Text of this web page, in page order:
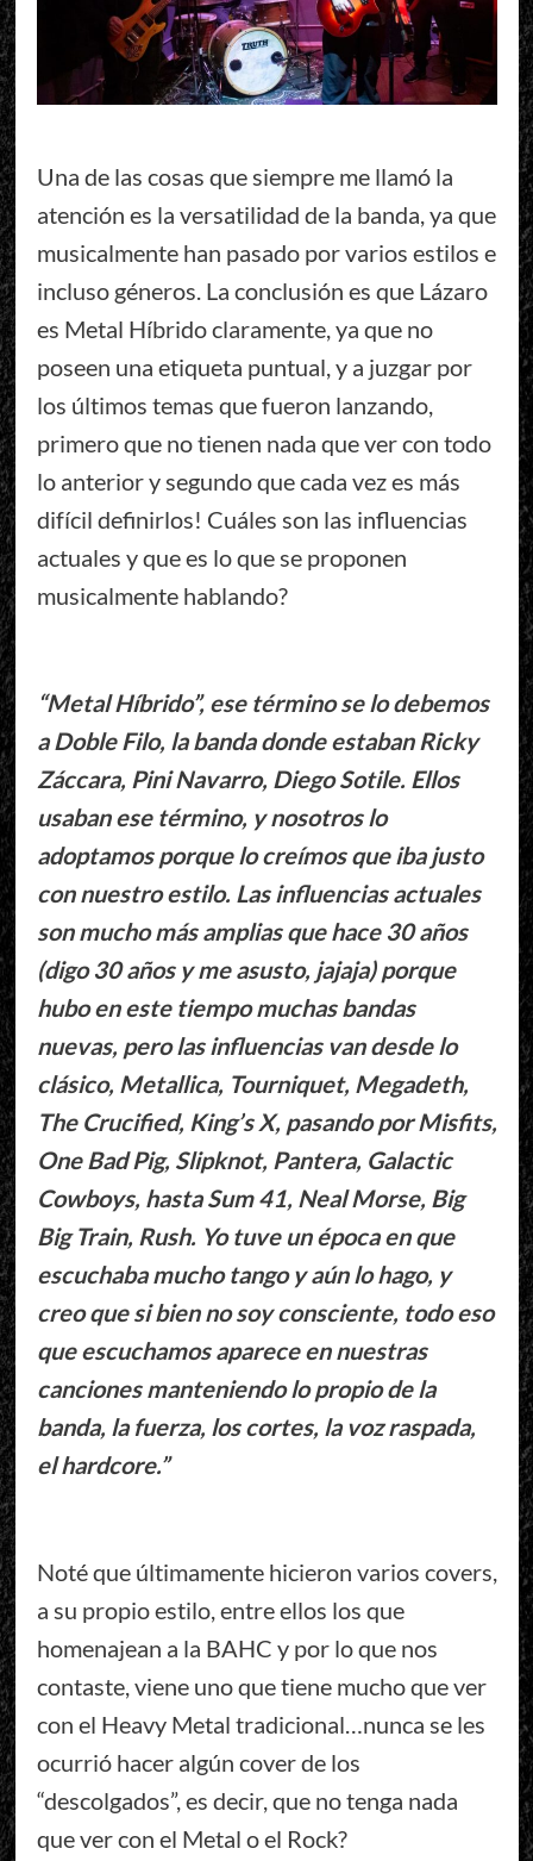
Una de las cosas que siempre me llamó la
atención es la versatilidad de la banda, ya que
musicalmente han pasado por varios estilos e
incluso géneros. La conclusión es que Lázaro
es Metal Híbrido claramente, ya que no
poseen una etiqueta puntual, y a juzgar por
los últimos temas que fueron lanzando,
primero que no tienen nada que ver con todo
lo anterior y segundo que cada vez es más
difícil definirlos! Cuáles son las influencias
actuales y que es lo que se proponen
musicalmente hablando?
“Metal Híbrido”, ese término se lo debemos
a Doble Filo, la banda donde estaban Ricky
Záccara, Pini Navarro, Diego Sotile. Ellos
usaban ese término, y nosotros lo
adoptamos porque lo creímos que iba justo
con nuestro estilo. Las influencias actuales
son mucho más amplias que hace 30 años
(digo 30 años y me asusto, jajaja) porque
hubo en este tiempo muchas bandas
nuevas, pero las influencias van desde lo
clásico, Metallica, Tourniquet, Megadeth,
The Crucified, King’s X, pasando por Misfits,
One Bad Pig, Slipknot, Pantera, Galactic
Cowboys, hasta Sum 41, Neal Morse, Big
Big Train, Rush. Yo tuve un época en que
escuchaba mucho tango y aún lo hago, y
creo que si bien no soy consciente, todo eso
que escuchamos aparece en nuestras
canciones manteniendo lo propio de la
banda, la fuerza, los cortes, la voz raspada,
el hardcore.”
Noté que últimamente hicieron varios covers,
a su propio estilo, entre ellos los que
homenajean a la BAHC y por lo que nos
contaste, viene uno que tiene mucho que ver
con el Heavy Metal tradicional…nunca se les
ocurrió hacer algún cover de los
“descolgados”, es decir, que no tenga nada
que ver con el Metal o el Rock?